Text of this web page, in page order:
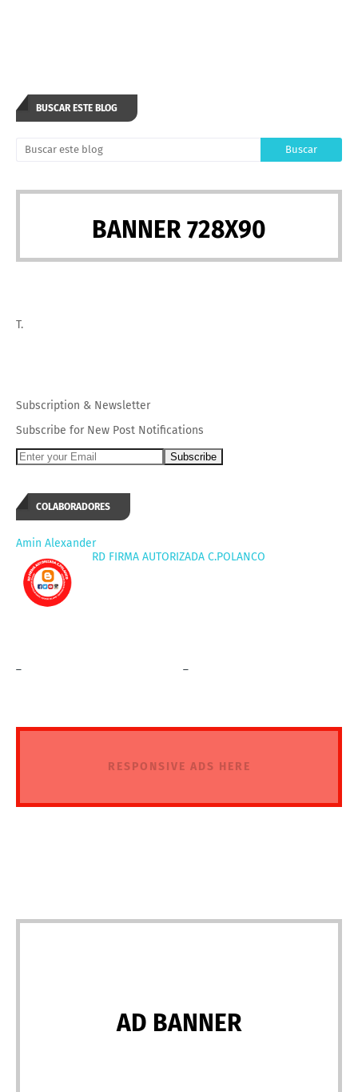
BUSCAR ESTE BLOG
BANNER 728X90
T.
Subscription & Newsletter
Subscribe for New Post Notifications
COLABORADORES
Amin Alexander
RD FIRMA AUTORIZADA C.POLANCO
RESPONSIVE ADS HERE
AD BANNER